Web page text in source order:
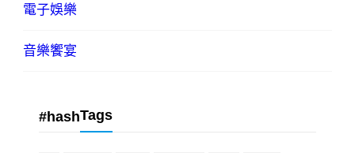
電子娛樂
音樂饗宴
#hashTags